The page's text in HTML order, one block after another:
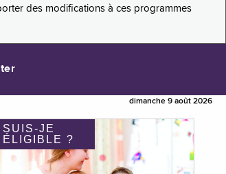
des modifications à ces programmes
dimanche 9 août 2026
SUIS-JE
ÉLIGIBLE ?